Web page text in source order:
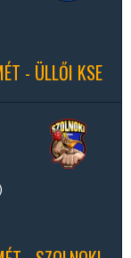
- ÜLLŐI KSE